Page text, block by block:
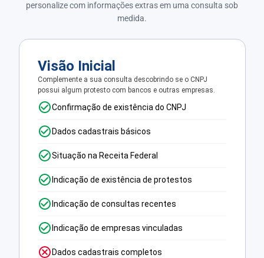
personalize com informações extras em uma consulta sob
medida.
Visão Inicial
Complemente a sua consulta descobrindo se o CNPJ
possui algum protesto com bancos e outras empresas.
Confirmação de existência do CNPJ
Dados cadastrais básicos
Situação na Receita Federal
Indicação de existência de protestos
Indicação de consultas recentes
Indicação de empresas vinculadas
Dados cadastrais completos